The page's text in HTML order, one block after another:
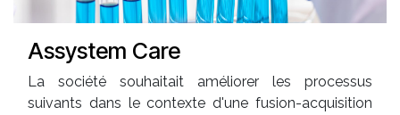
Assystem Care
La société souhaitait améliorer les processus
suivants dans le contexte d'une fusion-acquisition